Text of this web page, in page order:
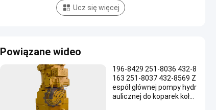
Ucz się więcej
Powiązane wideo
196-8429 251-8036 432-8
163 251-8037 432-8569 Z
espół głównej pompy hydr
aulicznej do koparek koło